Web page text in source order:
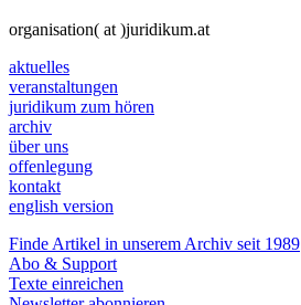
organisation( at )juridikum.at
aktuelles
veranstaltungen
juridikum zum hören
archiv
über uns
offenlegung
kontakt
english version
Finde Artikel in unserem Archiv seit 1989
Abo & Support
Texte einreichen